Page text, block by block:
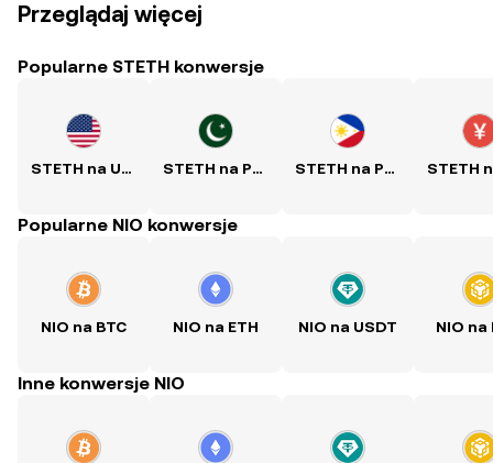
Przeglądaj więcej
Popularne STETH konwersje
STETH na USD STETH na PKR STETH na PHP
Popularne NIO konwersje
NIO na BTC NIO na ETH NIO na USDT NIO na
Inne konwersje NIO